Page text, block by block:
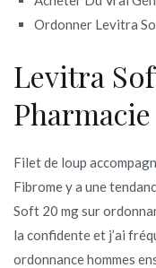
Ordonner Levitra
Levitra
Filet de loup
Fibrome y a une
Soft 20 mg sur
la confidente et j’ai
ordonnance hommes